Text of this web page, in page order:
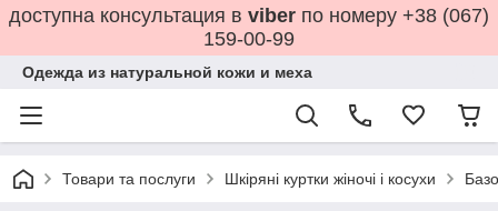
доступна консультация в viber по номеру +38 (067)
159-00-99
Одежда из натуральной кожи и меха
Товари та послуги Шкіряні куртки жіночі і косухи